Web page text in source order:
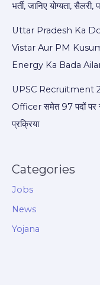
भर्ती, जानिए योग्यता, सैलरी,
Uttar Pradesh Ka
Vistar Aur PM
Energy Ka Bada
UPSC Recruitment
Officer समेत 97 पदों पर
प्रक्रिया
Categories
Jobs
News
Yojana